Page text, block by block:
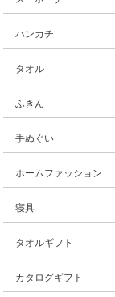
ハンカチ
タオル
ふきん
手ぬぐい
ホームファッション
寝具
タオルギフト
カタログギフト